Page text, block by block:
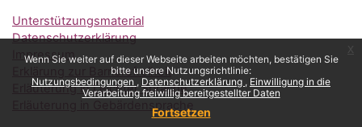
Wenn Sie weiter auf dieser Webseite arbeiten möchten, bestätigen Sie
bitte unsere Nutzungsrichtlinie:
Nutzungsbedingungen
Datenschutzerklärung
Einwilligung in die
Verarbeitung freiwillig bereitgestellter Daten
Fortsetzen
Unterstützungsmaterial
Datenschutzerklärung
Impressum
Erklärung zur Barrierefreiheit
Erläuterung in Leichter Sprache
Erläuterung in Gebärdensprache